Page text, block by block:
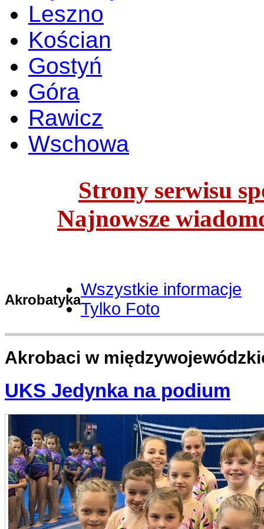
Leszno
Kościan
Gostyń
Góra
Rawicz
Wschowa
Strony serwisu
Najnowsze
Akrobatyka
Wszystkie informacje
Tylko Foto
Akrobaci w
UKS Jedynka na podium